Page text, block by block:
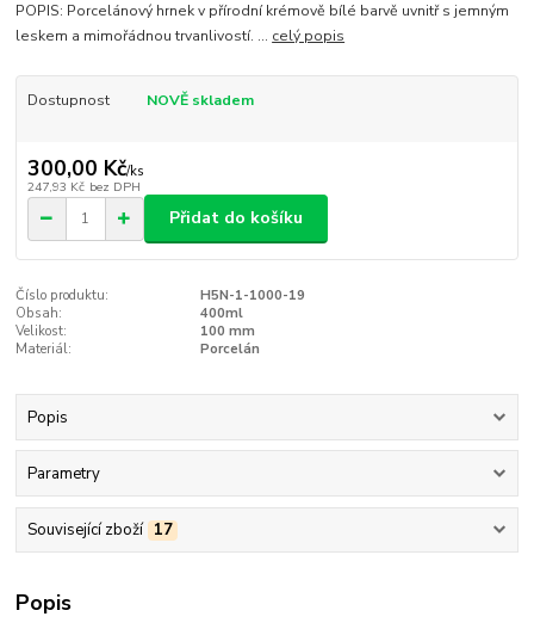
POPIS: Porcelánový hrnek v přírodní krémově bílé barvě uvnitř s jemným
leskem a mimořádnou trvanlivostí. ... celý popis
Dostupnost NOVĚ skladem
300,00 Kč/ks
247,93 Kč bez DPH
Přidat do košíku
Číslo produktu:
H5N-1-1000-19
Obsah:
400ml
Velikost:
100 mm
Materiál:
Porcelán
Popis
Parametry
Související zboží 17
Popis